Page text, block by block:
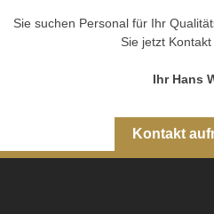
Sie suchen Personal für Ihr
Sie jetzt
Ihr Hans
Kontakt